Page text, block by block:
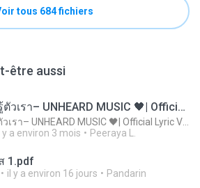
tous 684 fichiers
être aussi
ไม่มีใครรู้ตัวเรา– UNHEARD MUSIC 🖤| Official Lyric Video | เพลงสู้ชีวิต
y a environ 3 mois Peeraya L.
1.pdf
il y a environ 16 jours Pandarin